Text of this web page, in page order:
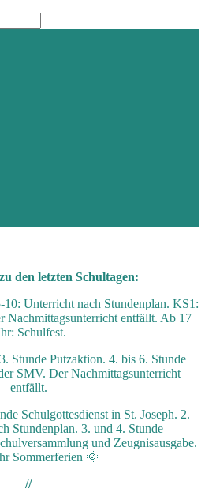
den letzten Schultagen:
10: Unterricht nach Stundenplan. KS1:
Nachmittagsunterricht entfällt. Ab 17
Schulfest.
Stunde Putzaktion. 4. bis 6. Stunde
SMV. Der Nachmittagsunterricht
entfällt.
Schulgottesdienst in St. Joseph. 2.
Stundenplan. 3. und 4. Stunde
und Zeugnisausgabe.
Sommerferien 🌞
//